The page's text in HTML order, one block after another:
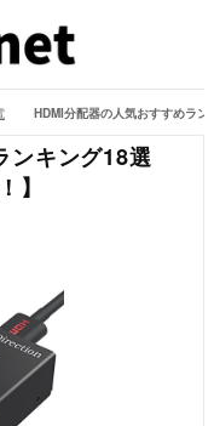
HDMI分配器の人気おすすめラ
ンキング18選
】